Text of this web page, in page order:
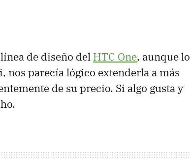
de diseño del HTC One, aunque lo
parecía lógico extenderla a más
de su precio. Si algo gusta y